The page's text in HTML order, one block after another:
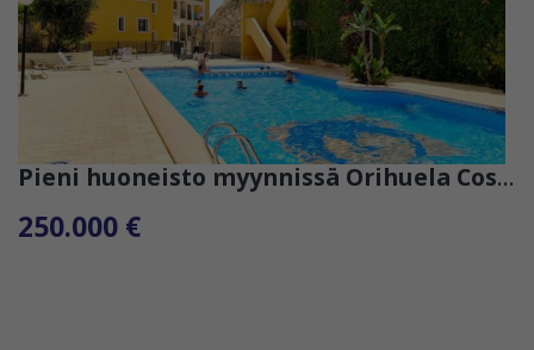
Pieni huoneisto myynnissä Orihuela Costa
250.000 €